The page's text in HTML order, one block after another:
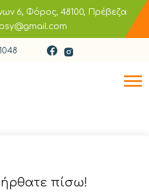
6, Φόρος, 48100, Πρέβεζα
πίσω!